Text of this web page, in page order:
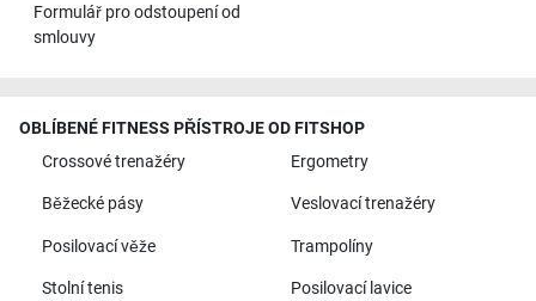
Formulář pro odstoupení od
smlouvy
OBLÍBENÉ FITNESS PŘÍSTROJE OD FITSHOP
Crossové trenažéry
Ergometry
Běžecké pásy Veslovací trenažéry
Posilovací věže Trampolíny
Stolní tenis Posilovací lavice